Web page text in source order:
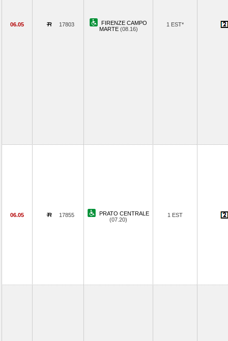
06.05 17803
FIRENZE CAMPO
MARTE (08.16)
1 EST*
06.05 17855
PRATO CENTRALE
(07.20)
1 EST